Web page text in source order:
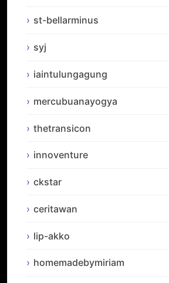
st-bellarminus
syj
iaintulungagung
mercubuanayogya
thetransicon
innoventure
ckstar
ceritawan
lip-akko
homemadebymiriam